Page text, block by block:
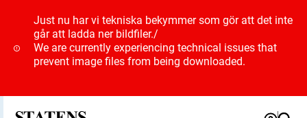
Just nu har vi tekniska bekymmer som gör att det inte
går att ladda ner bildfiler./
We are currently experiencing technical issues that
prevent image files from being downloaded.